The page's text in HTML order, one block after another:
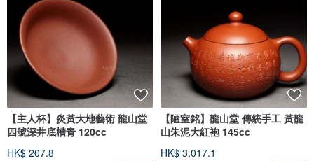
【主人杯】炎黃大地藝術 龍山堂
四號深井底槽青 120cc
HK$ 207.8
【陋室銘】龍山堂 傳統手工 黃龍
山朱泥大紅袍 145cc
HK$ 3,017.1